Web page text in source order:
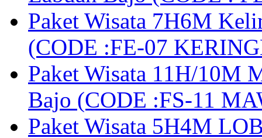
Paket Wisata 7H6M
(CODE :FE-07
Paket Wisata 11H/10M
Bajo (CODE :FS-11
Paket Wisata 5H4M